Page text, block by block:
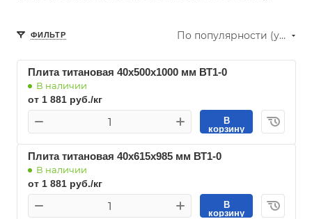
ФИЛЬТР По популярности (убывание)
Плита титановая 40х500х1000 мм ВТ1-0
В наличии
от 1 881 руб./кг
В
корзину
Плита титановая 40х615х985 мм ВТ1-0
В наличии
от 1 881 руб./кг
В
корзину